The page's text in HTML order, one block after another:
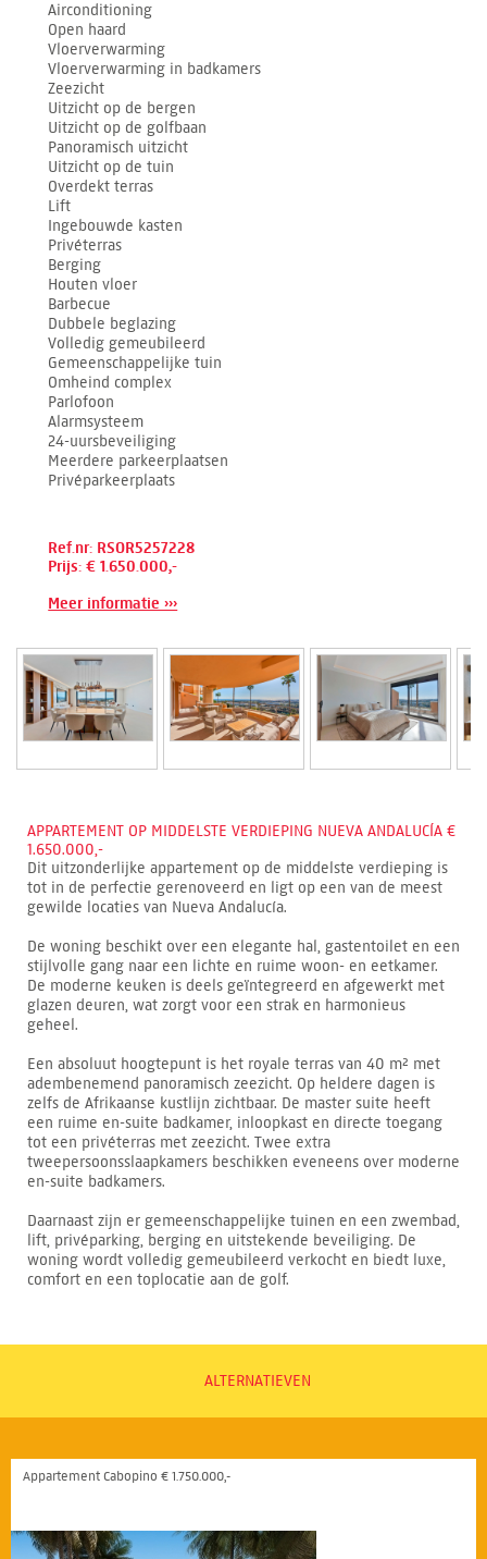
Airconditioning
Open haard
Vloerverwarming
Vloerverwarming in badkamers
Zeezicht
Uitzicht op de bergen
Uitzicht op de golfbaan
Panoramisch uitzicht
Uitzicht op de tuin
Overdekt terras
Lift
Ingebouwde kasten
Privéterras
Berging
Houten vloer
Barbecue
Dubbele beglazing
Volledig gemeubileerd
Gemeenschappelijke tuin
Omheind complex
Parlofoon
Alarmsysteem
24-uursbeveiliging
Meerdere parkeerplaatsen
Privéparkeerplaats
Ref.nr: RSOR5257228
Prijs: € 1.650.000,-
Meer informatie ›››
APPARTEMENT OP MIDDELSTE VERDIEPING NUEVA ANDALUCÍA €
1.650.000,-
Dit uitzonderlijke appartement op de middelste verdieping is
tot in de perfectie gerenoveerd en ligt op een van de meest
gewilde locaties van Nueva Andalucía.
De woning beschikt over een elegante hal, gastentoilet en een
stijlvolle gang naar een lichte en ruime woon- en eetkamer.
De moderne keuken is deels geïntegreerd en afgewerkt met
glazen deuren, wat zorgt voor een strak en harmonieus
geheel.
Een absoluut hoogtepunt is het royale terras van 40 m² met
adembenemend panoramisch zeezicht. Op heldere dagen is
zelfs de Afrikaanse kustlijn zichtbaar. De master suite heeft
een ruime en-suite badkamer, inloopkast en directe toegang
tot een privéterras met zeezicht. Twee extra
tweepersoonsslaapkamers beschikken eveneens over moderne
en-suite badkamers.
Daarnaast zijn er gemeenschappelijke tuinen en een zwembad,
lift, privéparking, berging en uitstekende beveiliging. De
woning wordt volledig gemeubileerd verkocht en biedt luxe,
comfort en een toplocatie aan de golf.
ALTERNATIEVEN
Appartement Cabopino € 1.750.000,-